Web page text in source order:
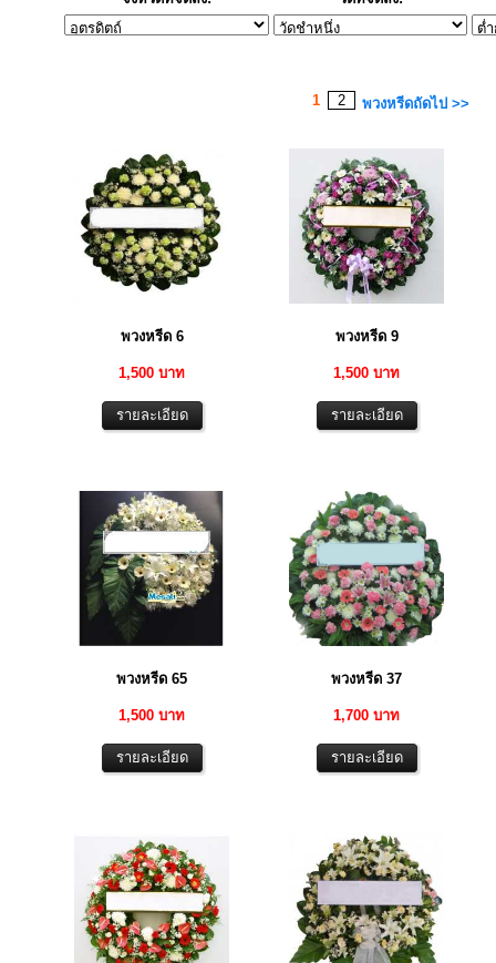
1 2 พวงหรีดถัดไป >>
พวงหรีด 6
1,500 บาท
พวงหรีด 9
1,500 บาท
พวงหรีด 65
1,500 บาท
พวงหรีด 37
1,700 บาท